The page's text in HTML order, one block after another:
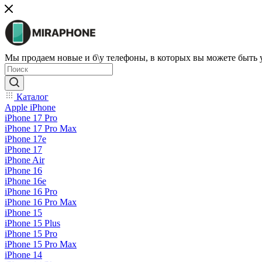
Мы продаем новые и б\у телефоны, в которых вы можете быть
Каталог
Apple iPhone
iPhone 17 Pro
iPhone 17 Pro Max
iPhone 17e
iPhone 17
iPhone Air
iPhone 16
iPhone 16e
iPhone 16 Pro
iPhone 16 Pro Max
iPhone 15
iPhone 15 Plus
iPhone 15 Pro
iPhone 15 Pro Max
iPhone 14